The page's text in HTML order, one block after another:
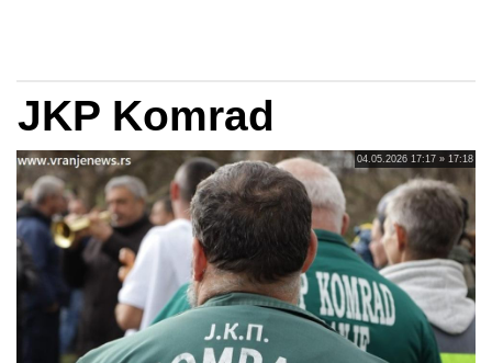
JKP Komrad
04.05.2026 17:17 » 17:18